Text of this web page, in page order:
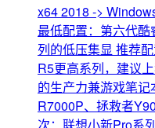
x64 2018 ->
最低配置：第六代
列的低压集显 推荐
R5更高系列，建议
的生产力兼游戏笔
R7000P、拯救者